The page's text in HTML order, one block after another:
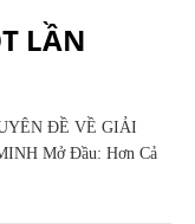
LẦN
ĐỀ VỀ GIẢI
Mở Đầu: Hơn Cả